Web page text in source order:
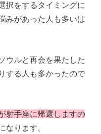
択をするタイミングに
みがあった人も多いは
ウルと再会を果たした
する人も多かったので
射手座に帰還しますの
なります。